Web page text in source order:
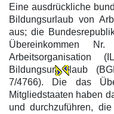
Eine ausdrückliche
Bildungsurlaub von
aus; die
Übereinkommen
Arbeitsorganisation
Bildungsur
laub
7/4766). Die das
Mitgliedstaaten haben
und durchzuführen,